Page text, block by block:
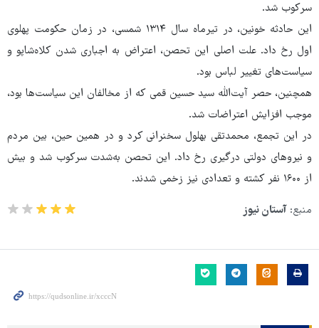
سرکوب شد.
این حادثه خونین، در تیرماه سال ۱۳۱۴ شمسی، در زمان حکومت پهلوی
اول رخ داد. علت اصلی این تحصن، اعتراض به اجباری شدن کلاه‌شاپو و
سیاست‌های تغییر لباس بود.
همچنین، حصر آیت‌الله سید حسین قمی که از مخالفان این سیاست‌ها بود،
موجب افزایش اعتراضات شد.
در این تجمع، محمدتقی بهلول سخنرانی کرد و در همین حین، بین مردم
و نیروهای دولتی درگیری رخ داد. این تحصن به‌شدت سرکوب شد و بیش
از ۱۶۰۰ نفر کشته و تعدادی نیز زخمی شدند.
منبع: آستان نیوز